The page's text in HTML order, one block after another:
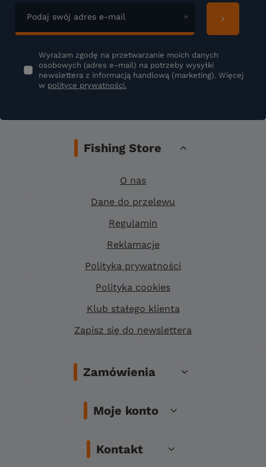
Podaj swój adres e-mail
Wyrażam zgodę na przetwarzanie moich danych
osobowych (adres e-mail) na potrzeby wysyłki
newslettera z informacją handlową (marketing). Więcej
w polityce prywatności.
Fishing Store
O nas
Dane do przelewu
Regulamin
Reklamacje
Polityka prywatności
Polityka cookies
Klub stałego klienta
Zapisz się do newslettera
Zamówienia
Moje konto
Kontakt